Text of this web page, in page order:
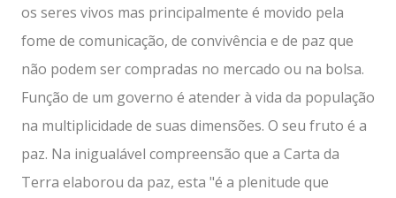
os seres vivos mas principalmente é movido pela
fome de comunicação, de convivência e de paz que
não podem ser compradas no mercado ou na bolsa.
Função de um governo é atender à vida da população
na multiplicidade de suas dimensões. O seu fruto é a
paz. Na inigualável compreensão que a Carta da
Terra elaborou da paz, esta "é a plenitude que